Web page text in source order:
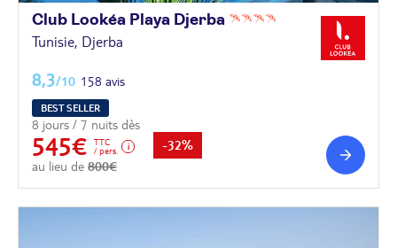
Club Lookéa Playa Djerba
Tunisie, Djerba
8,3/10 158 avis
BEST SELLER
8 jours / 7 nuits dès
545€
TTC
/ pers.
au lieu de 800€
-32%